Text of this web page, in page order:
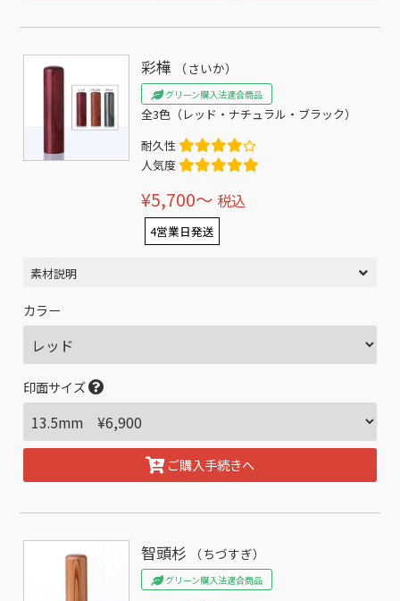
彩樺 （さいか）
グリーン購入法適合商品
全3色（レッド・ナチュラル・ブラック）
耐久性
人気度
¥5,700〜 税込
4営業日発送
素材説明
カラー
印面サイズ
ご購入手続きへ
智頭杉 （ちづすぎ）
グリーン購入法適合商品